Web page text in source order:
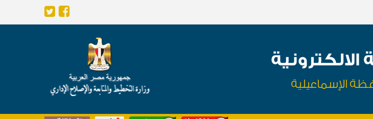
الالكترونية
الإسماعيلية